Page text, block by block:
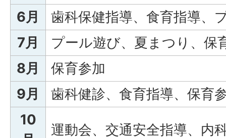
6月
歯科保健指導、食育指導、
7月
プール遊び、夏まつり、保
8月
保育参加
9月
歯科健診、食育指導、保育
10
運動会、交通安全指導、内